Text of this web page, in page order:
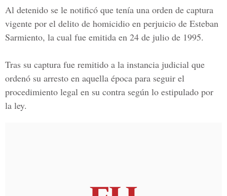
Al detenido se le notificó que tenía una orden de captura
vigente por el delito de homicidio en perjuicio de Esteban
Sarmiento, la cual fue emitida en 24 de julio de 1995.
Tras su captura fue remitido a la instancia judicial que
ordenó su arresto en aquella época para seguir el
procedimiento legal en su contra según lo estipulado por
la ley.